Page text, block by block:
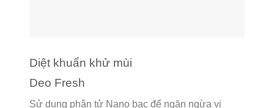
Diệt khuẩn khử mùi
Deo Fresh
Sử dụng phân tử Nano bạc để ngăn ngừa vi